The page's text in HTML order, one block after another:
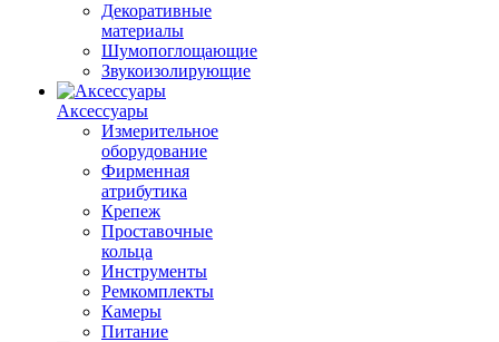
Декоративные
материалы
Шумопоглощающие
Звукоизолирующие
Аксессуары
Измерительное
оборудование
Фирменная
атрибутика
Крепеж
Проставочные
кольца
Инструменты
Ремкомплекты
Камеры
Питание